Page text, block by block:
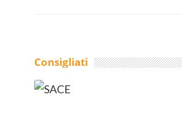
Consigliati